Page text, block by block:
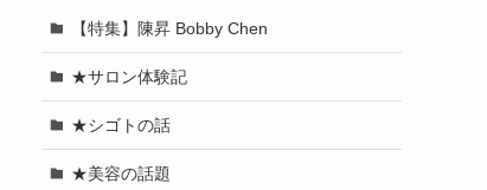
【特集】陳昇 Bobby Chen
★サロン体験記
★シゴトの話
★美容の話題